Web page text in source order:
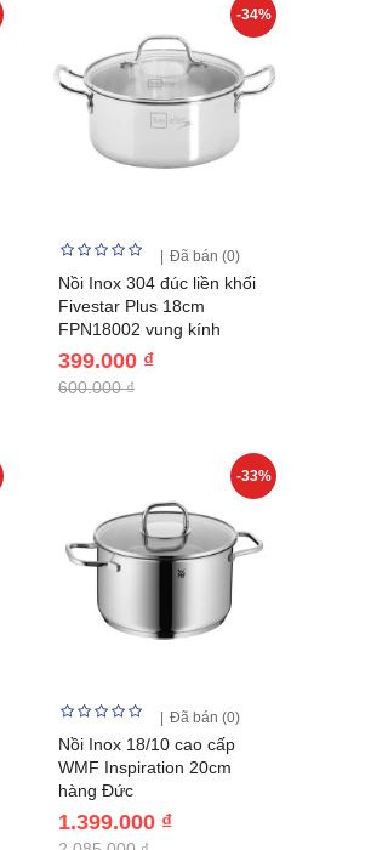
-34%
Đã bán (0)
Nồi Inox 304 đúc liền khối
Fivestar Plus 18cm
FPN18002 vung kính
399.000 ₫
600.000 ₫
-33%
Đã bán (0)
Nồi Inox 18/10 cao cấp
WMF Inspiration 20cm
hàng Đức
1.399.000 ₫